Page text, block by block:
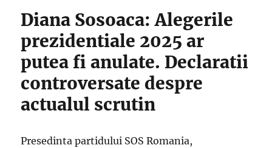
Diana Sosoaca: Alegerile
prezidentiale 2025 ar
putea fi anulate. Declaratii
controversate despre
actualul scrutin
Presedinta partidului SOS Romania,